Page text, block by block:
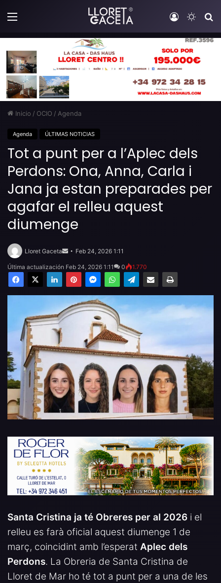
Menú Iniciar
Inicio / OCIO / Agenda
Agenda ÚLTIMAS NOTICIAS
Tot a punt per a l’Aplec dels
Perdons: Ona, Anna, Carla i
Jana ja estan preparades per
agafar el relleu aquest
diumenge
Lloret Gaceta
email
Feb 24, 2026 1:11
Última actualización Feb 24, 2026 1:11 0 1.770
Facebook
X LinkedInPinterestMessengerWhatsAppTelegramCompartir por email Imprimir
Santa Cristina ja té Obreres per al 2026 i el
relleu es farà oficial aquest diumenge 1 de
març, coincidint amb l’esperat Aplec dels
Perdons. La Obreria de Santa Cristina de
Lloret de Mar ho té tot a punt per a una de les